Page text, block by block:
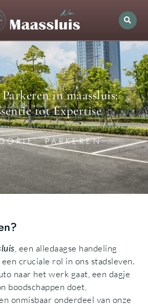
in maassluis:
tot Expertise
PARKEREN
, een alledaagse handeling
cruciale rol in ons stadsleven.
naar het werk gaat, een dagje
boodschappen doet,
onmisbaar onderdeel van onze